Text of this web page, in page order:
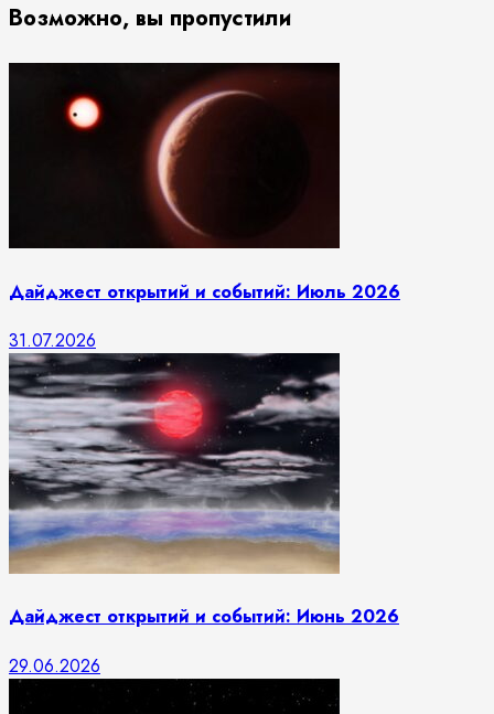
Возможно, вы пропустили
Дайджест открытий и событий: Июль 2026
31.07.2026
Дайджест открытий и событий: Июнь 2026
29.06.2026